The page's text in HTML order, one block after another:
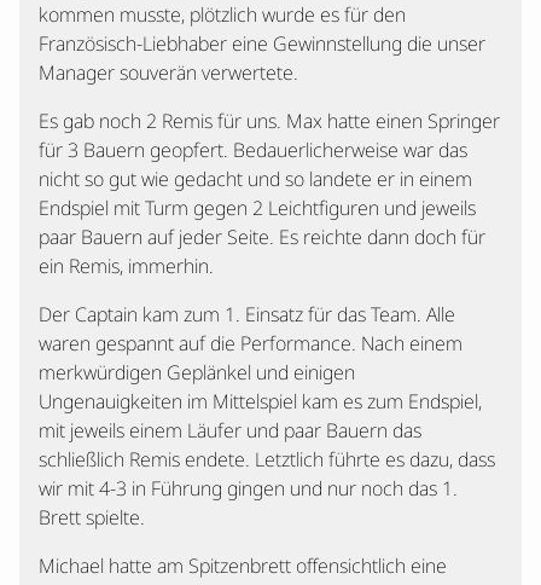
kommen musste, plötzlich wurde es für den
Französisch-Liebhaber eine Gewinnstellung die unser
Manager souverän verwertete.
Es gab noch 2 Remis für uns. Max hatte einen Springer
für 3 Bauern geopfert. Bedauerlicherweise war das
nicht so gut wie gedacht und so landete er in einem
Endspiel mit Turm gegen 2 Leichtfiguren und jeweils
paar Bauern auf jeder Seite. Es reichte dann doch für
ein Remis, immerhin.
Der Captain kam zum 1. Einsatz für das Team. Alle
waren gespannt auf die Performance. Nach einem
merkwürdigen Geplänkel und einigen
Ungenauigkeiten im Mittelspiel kam es zum Endspiel,
mit jeweils einem Läufer und paar Bauern das
schließlich Remis endete. Letztlich führte es dazu, dass
wir mit 4-3 in Führung gingen und nur noch das 1.
Brett spielte.
Michael hatte am Spitzenbrett offensichtlich eine